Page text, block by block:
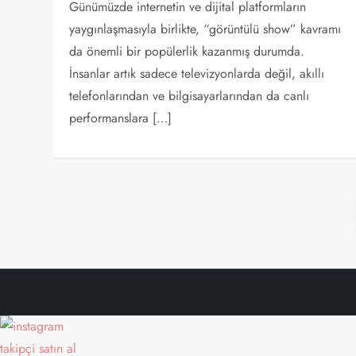
Günümüzde internetin ve dijital platformların
yaygınlaşmasıyla birlikte, “görüntülü show” kavramı
da önemli bir popülerlik kazanmış durumda.
İnsanlar artık sadece televizyonlarda değil, akıllı
telefonlarından ve bilgisayarlarından da canlı
performanslara […]
ı